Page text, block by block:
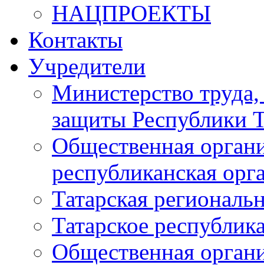
НАЦПРОЕКТЫ
Контакты
Учредители
Министерство
защиты Республики
Общественная
республиканская
Татарская
Татарское
Общественная